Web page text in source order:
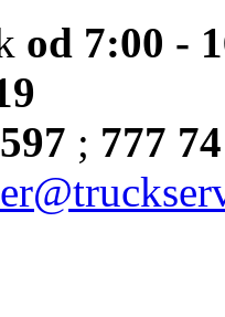
od 7:00 -
; 777